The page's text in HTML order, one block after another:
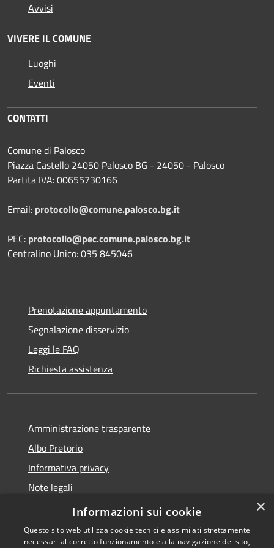
Avvisi
VIVERE IL COMUNE
Luoghi
Eventi
CONTATTI
Comune di Palosco
Piazza Castello 24050 Palosco BG - 24050 - Palosco
Partita IVA: 00655730166
Email: protocollo@comune.palosco.bg.it
PEC: protocollo@pec.comune.palosco.bg.it
Centralino Unico: 035 845046
Prenotazione appuntamento
Segnalazione disservizio
Leggi le FAQ
Richiesta assistenza
Amministrazione trasparente
Albo Pretorio
Informativa privacy
Note legali
Dichiarazione di accessibilità
×
Informazioni sui cookie
Questo sito web utilizza cookie tecnici e assimilati strettamente
necessari al corretto funzionamento e alla navigazione del sito,